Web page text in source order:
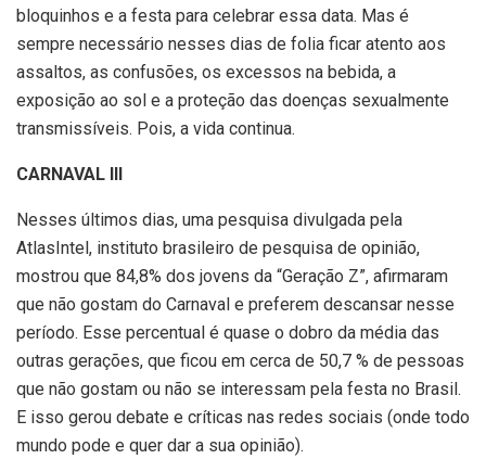
bloquinhos e a festa para celebrar essa data. Mas é
sempre necessário nesses dias de folia ficar atento aos
assaltos, as confusões, os excessos na bebida, a
exposição ao sol e a proteção das doenças sexualmente
transmissíveis. Pois, a vida continua.
CARNAVAL III
Nesses últimos dias, uma pesquisa divulgada pela
AtlasIntel, instituto brasileiro de pesquisa de opinião,
mostrou que 84,8% dos jovens da “Geração Z”, afirmaram
que não gostam do Carnaval e preferem descansar nesse
período. Esse percentual é quase o dobro da média das
outras gerações, que ficou em cerca de 50,7 % de pessoas
que não gostam ou não se interessam pela festa no Brasil.
E isso gerou debate e críticas nas redes sociais (onde todo
mundo pode e quer dar a sua opinião).